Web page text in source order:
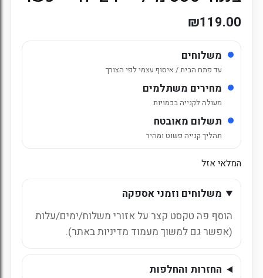
₪119.00
משלוחים
עד פתח הבית / איסוף עצמי לפי הצורך
מחירים משתלמים
מעולה לקנייה בכמויות
תשלום מאובטח
תהליך קנייה פשוט ומהיר
המלאי אזל
משלוחים וזמני אספקה
הוסף פה טקסט קצר על אזורי משלוח/ימים/עלות
(אפשר גם למשוך מעמוד מדיניות באתר).
החזרות והחלפות